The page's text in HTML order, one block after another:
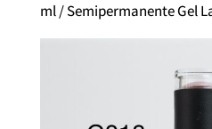
ml/ Semipermanente Gel